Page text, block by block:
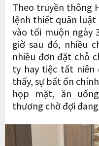
Theo truyền thông
lệnh thiết quân luật
vào tối muộn ngày
giờ sau đó, nhiều
nhiều đơn đặt chỗ
ty hay tiệc tất niên
thấy, sự bất ổn
họp mặt, ăn
thương chờ đợi